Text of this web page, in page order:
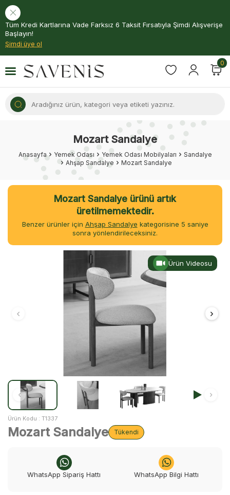
Tüm Kredi Kartlarına Vade Farksız 6 Taksit Fırsatıyla Şimdi Alışverişe
Başlayın!
Şimdi üye ol
0
Mozart Sandalye
Anasayfa Yemek Odası Yemek Odası Mobilyaları
Sandalye
Ahşap Sandalye
Mozart Sandalye
Mozart Sandalye ürünü artık
üretilmemektedir.
Benzer ürünler için Ahşap Sandalye kategorisine 5 saniye
sonra yönlendirileceksiniz.
Ürün Videosu
Ürün Kodu : T1337
Mozart Sandalye Tükendi
WhatsApp Sipariş Hattı WhatsApp Bilgi Hattı